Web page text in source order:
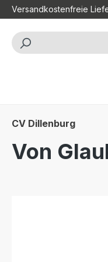
Hauptinhalt springen
Zur Suche springen
Zur
Versandkostenfreie
CV Dillenburg
Von